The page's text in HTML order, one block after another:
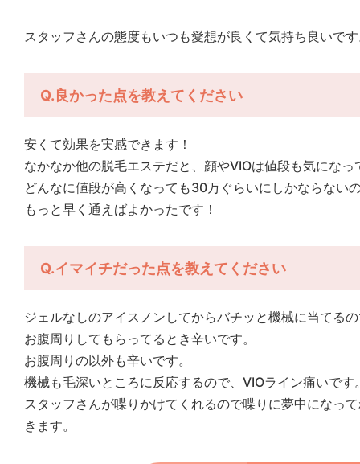
スタッフさんの態度もいつも愛想が良くて気持ち良いで
Q.良かった点を教えてください
安くて効果を実感できます！
なかなか他の脱毛エステだと、顔やVIOは値段も気にな
どんなに値段が高くなっても30万ぐらいにしかならない
もっと早く通えばよかったです！
Q.イマイチだった点を教えてください
ジェルなしのアイスノンしてからバチッと機械に当てる
お腹周りしてもらってるとき辛いです。
お腹周りの以外も辛いです。
機械も毛深いところに反応するので、VIOライン痛いです
スタッフさんが喋りかけてくれるので喋りに夢中になっ
きます。